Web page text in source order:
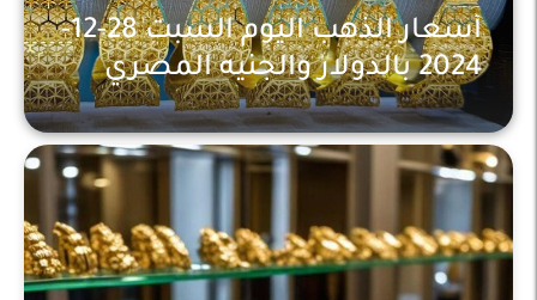
ثقافة
أسعار الذهب اليوم السبت 28-12-
2024 بالدولار والجنيه المصري